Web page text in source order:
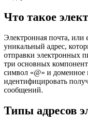
Что такое
Электронная почта, или
уникальный адрес,
отправки электронных
три основных
символ «@» и доменное
идентифицировать
сообщений.
Типы адресов